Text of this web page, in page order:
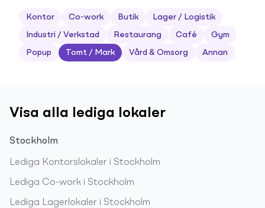
Kontor Co-work Butik Lager / Logistik
Industri / Verkstad Restaurang Café Gym
Popup Tomt / Mark Vård & Omsorg Annan
Visa alla lediga lokaler
Stockholm
Lediga Kontorslokaler i Stockholm
Lediga Co-work i Stockholm
Lediga Lagerlokaler i Stockholm